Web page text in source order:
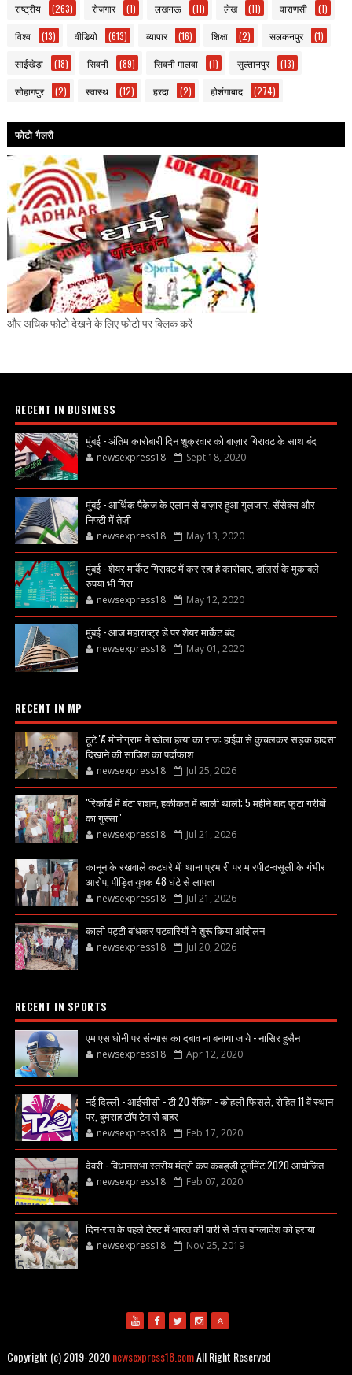
राष्ट्रीय (263) रोजगार (1) लखनऊ (11) लेख (11) वाराणसी (1)
विश्व (13) वीडियो (613) व्यापार (16) शिक्षा (2) सलकनपुर (1)
साईंखेड़ा (18) सिवनी (89) सिवनी मालवा (1) सुल्तानपुर (13)
सोहागपुर (2) स्वास्थ (12) हरदा (2) होशंगाबाद (274)
फोटो गैलरी
और अधिक फोटो देखने के लिए फोटो पर क्लिक करें
RECENT IN BUSINESS
मुंबई - अंतिम कारोबारी दिन शुक्रवार को बाज़ार गिरावट के साथ बंद
newsexpress18 Sept 18, 2020
मुंबई - आर्थिक पैकेज के एलान से बाज़ार हुआ गुलजार, सेंसेक्स और
निफ्टी में तेज़ी
newsexpress18 May 13, 2020
मुंबई - शेयर मार्केट गिरावट में कर रहा है कारोबार, डॉलर्स के मुकाबले
रुपया भी गिरा
newsexpress18 May 12, 2020
मुंबई - आज महाराष्ट्र डे पर शेयर मार्केट बंद
newsexpress18 May 01, 2020
RECENT IN MP
टूटे 'A' मोनोग्राम ने खोला हत्या का राज: हाईवा से कुचलकर सड़क हादसा
दिखाने की साजिश का पर्दाफाश
newsexpress18 Jul 25, 2026
"रिकॉर्ड में बंटा राशन, हकीकत में खाली थाली; 5 महीने बाद फूटा गरीबों
का गुस्सा"
newsexpress18 Jul 21, 2026
कानून के रखवाले कटघरे में: थाना प्रभारी पर मारपीट-वसूली के गंभीर
आरोप, पीड़ित युवक 48 घंटे से लापता
newsexpress18 Jul 21, 2026
काली पट्टी बांधकर पटवारियों ने शुरू किया आंदोलन
newsexpress18 Jul 20, 2026
RECENT IN SPORTS
एम एस धोनी पर संन्यास का दबाव ना बनाया जाये - नासिर हुसैन
newsexpress18 Apr 12, 2020
नई दिल्ली - आईसीसी - टी 20 रैंकिंग - कोहली फिसले, रोहित 11 वें स्थान
पर, बुमराह टॉप टेन से बाहर
newsexpress18 Feb 17, 2020
देवरी - विधानसभा स्तरीय मंत्री कप कबड्डी टूर्नामेंट 2020 आयोजित
newsexpress18 Feb 07, 2020
दिन-रात के पहले टेस्ट में भारत की पारी से जीत बांग्लादेश को हराया
newsexpress18 Nov 25, 2019
Copyright (c) 2019-2020newsexpress18.comAll Right Reserved